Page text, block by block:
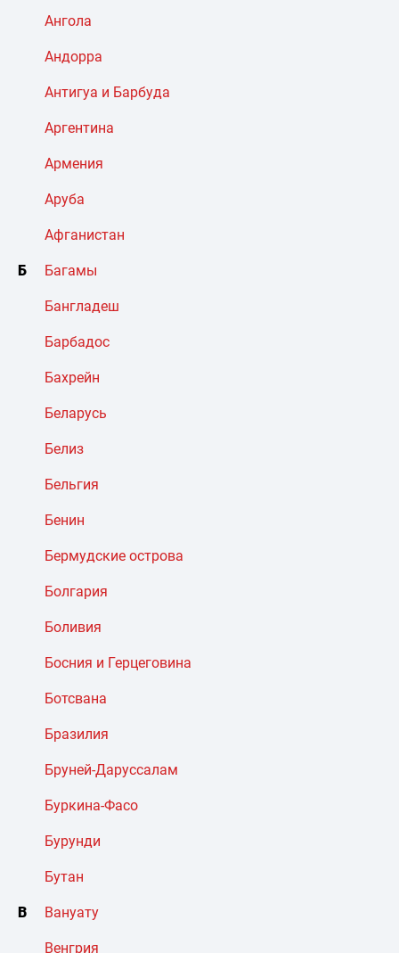
Ангола
Андорра
Антигуа и Барбуда
Аргентина
Армения
Аруба
Афганистан
Б Багамы
Бангладеш
Барбадос
Бахрейн
Беларусь
Белиз
Бельгия
Бенин
Бермудские острова
Болгария
Боливия
Босния и Герцеговина
Ботсвана
Бразилия
Бруней-Даруссалам
Буркина-Фасо
Бурунди
Бутан
В Вануату
Венгрия